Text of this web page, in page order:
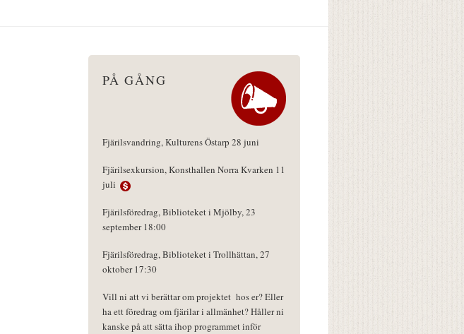
PÅ GÅNG
Fjärilsvandring, Kulturens Östarp 28 juni
Fjärilsexkursion, Konsthallen Norra Kvarken 11
juli
Fjärilsföredrag, Biblioteket i Mjölby, 23
september 18:00
Fjärilsföredrag, Biblioteket i Trollhättan, 27
oktober 17:30
Vill ni att vi berättar om projektet hos er? Eller
ha ett föredrag om fjärilar i allmänhet? Håller ni
kanske på att sätta ihop programmet inför